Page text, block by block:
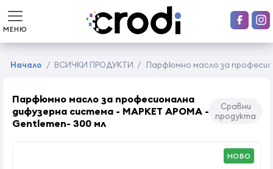
МЕНЮ
Начало / ВСИЧКИ ПРОДУКТИ / Парфюмно масло за
Парфюмно масло за професионална
дифузерна система - МАРКЕТ АРОМА -
Gentlemen- 300 мл
Сравни
продукта
НОВО